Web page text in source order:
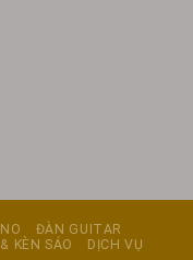
ĐÀN GUITAR
KÈN SÁO DỊCH VỤ